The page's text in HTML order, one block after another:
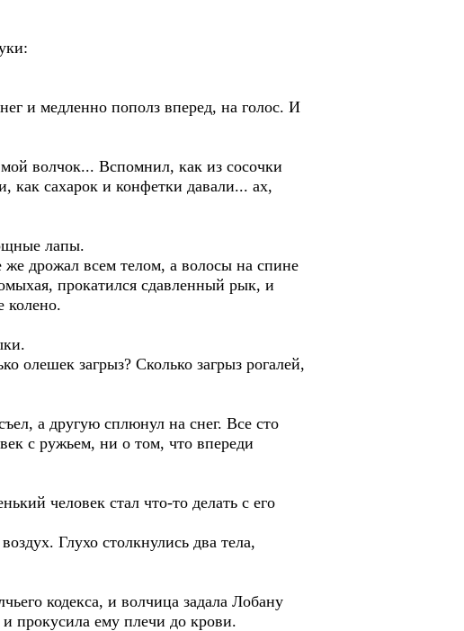
и медленно пополз вперед, на голос. И
волчок... Вспомнил, как из сосочки
как сахарок и конфетки давали... ах,
лапы.
дрожал всем телом, а волосы на спине
прокатился сдавленный рык, и
колено.
олешек загрыз? Сколько загрыз рогалей,
а другую сплюнул на снег. Все сто
с ружьем, ни о том, что впереди
человек стал что-то делать с его
Глухо столкнулись два тела,
кодекса, и волчица задала Лобану
прокусила ему плечи до крови.